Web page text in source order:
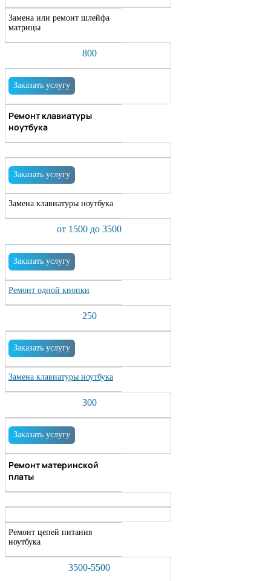
Замена или ремонт шлейфа
матрицы
800
Заказать услугу
Ремонт клавиатуры
ноутбука
Заказать услугу
Замена клавиатуры ноутбука
от 1500 до 3500
Заказать услугу
Ремонт одной кнопки
250
Заказать услугу
Замена клавиатуры ноутбука
300
Заказать услугу
Ремонт материнской
платы
Ремонт цепей питания
ноутбука
3500-5500